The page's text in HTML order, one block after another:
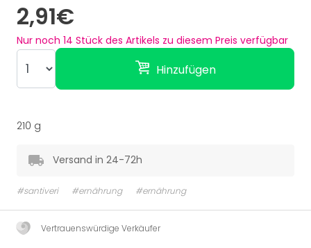
2,91€
Nur noch 14 Stück des Artikels zu diesem Preis verfügbar
Hinzufügen
210 g
Versand in 24-72h
#santiveri #ernährung #ernährung
Vertrauenswürdige Verkäufer